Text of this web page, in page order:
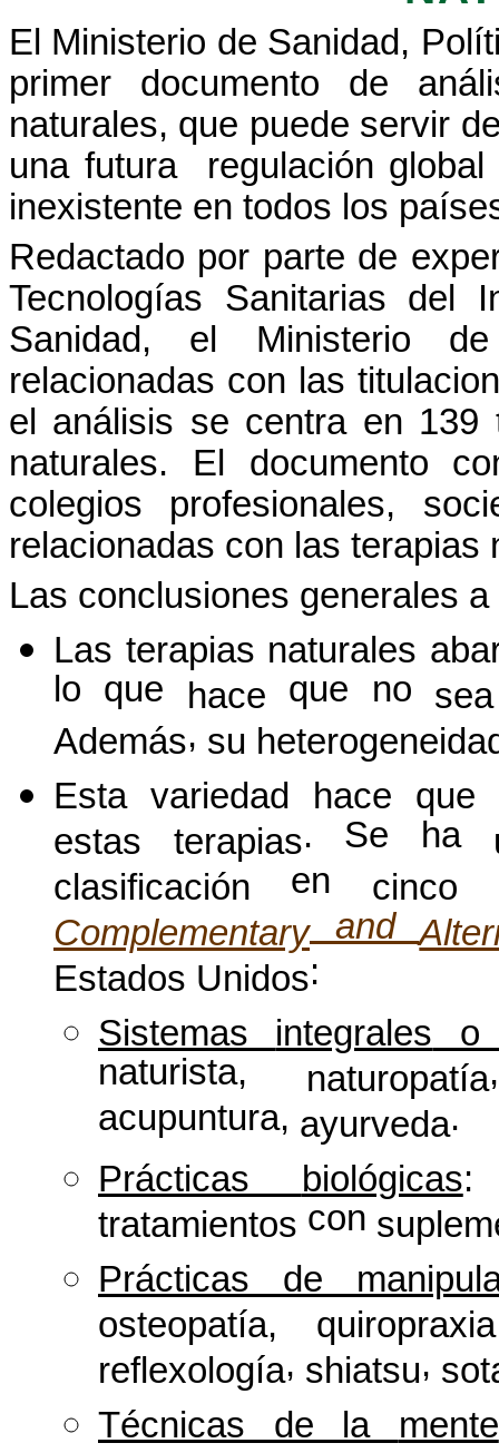
El Ministerio de Sanidad,
primer documento de
naturales, que puede servir
una futura
regulación
inexistente en todos los
Redactado por parte de
Tecnologías
Sanitarias del
Sanidad, el Ministerio
relacionadas con las
el análisis se centra en 139
naturales. El documento
colegios
profesionales,
relacionadas con las terapias
Las conclusiones generales
Las terapias naturales
lo que hace que no
sea
Además, su
Estavariedad hace que
estas
terapias. Se ha
clasificación
en cinco
Complementaryand
Estados Unidos:
Sistemas integrales
naturista, naturopatía
acupuntura, ayurveda.
Prácticas biológicas
tratamientos con
Prácticas de
osteopatía, quiropraxia
reflexología, shiatsu,
Técnicas de la mente